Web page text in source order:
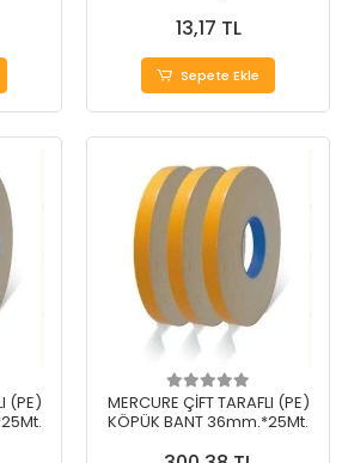
13,17 TL
Sepete Ekle
(PE)
MERCURE ÇİFT TARAFLI (PE)
KÖPÜK BANT 36mm.*25Mt.